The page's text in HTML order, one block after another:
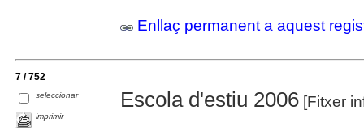
Enllaç permanent a aquest
7 / 752
seleccionar
imprimir
Escola d'estiu 2006[Fitxer